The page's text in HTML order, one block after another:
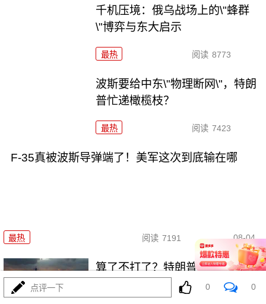
千机压境：俄乌战场上的\"蜂群
\"博弈与东大启示
最热 阅读 8773
波斯要给中东\"物理断网\"，特朗
普忙递橄榄枝？
最热 阅读 7423
F-35真被波斯导弹端了！美军这次到底输在哪
最热 阅读 7191 08-04
算了不打了？特朗普这脚刹车，
把全世界都晃吐了
点评一下 0 0